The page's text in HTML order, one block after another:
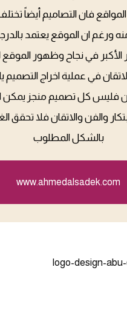
المواقع فان التصاميم أيضاً
ورغم ان الموقع يعتمد
الأكبر في نجاح وظهور
في عملية اخراج
فليس كل تصميم منجز
والفن والاتقان فلا تحقق
بالشكل المطلوب
www.ahmedalsadek.com